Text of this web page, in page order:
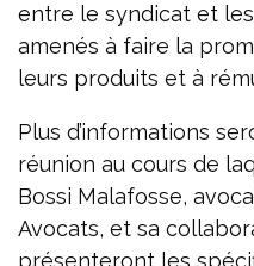
entre le syndicat et
amenés à faire la
leurs produits et à
Plus d’informations
réunion au cours de
Bossi Malafosse,
Avocats, et sa